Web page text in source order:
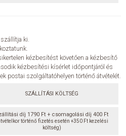
ki.
kézbesítést követően a kézbesítő
kézbesítési kísérlet időpontjáról és
postai szolgáltatóhelyen történő átvételét.
SZÁLLÍTÁSI KÖLTSÉG
díj 1790 Ft + csomagolási díj 400 Ft
történő fizetés esetén +350 Ft kezelési
költség)